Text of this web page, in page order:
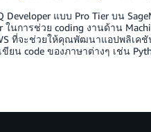
แบบ Pro Tier บน
นการช่วย coding งานด้าน
ที่จะช่วยให้คุณพัฒนาแอปพลิเค
ยน code ของภาษาต่างๆ เช่น